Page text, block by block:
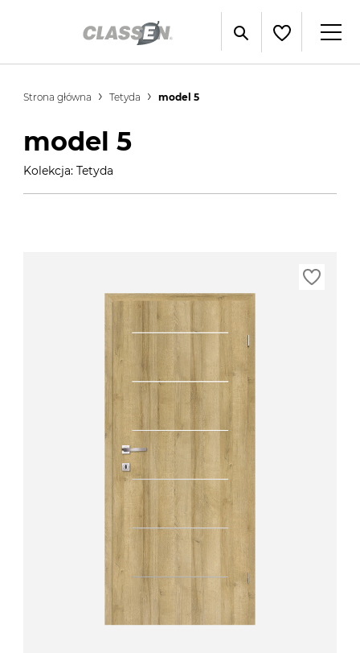
Strona główna Tetyda model 5
model 5
Kolekcja: Tetyda